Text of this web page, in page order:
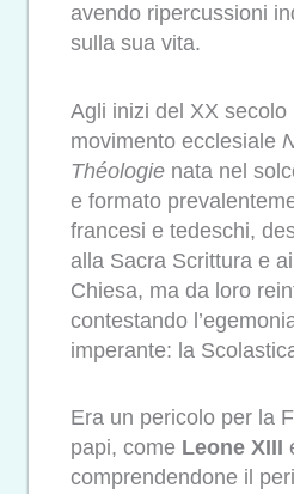
avendo ripercussioni
sulla sua vita.
Agli inizi del XX secolo
movimento ecclesiale
Théologie nata nel
e formato
francesi e tedeschi,
alla Sacra Scrittura e
Chiesa, ma da loro
contestando
imperante: la
Era un pericolo per la
papi, come Leone XIII
comprendendone il